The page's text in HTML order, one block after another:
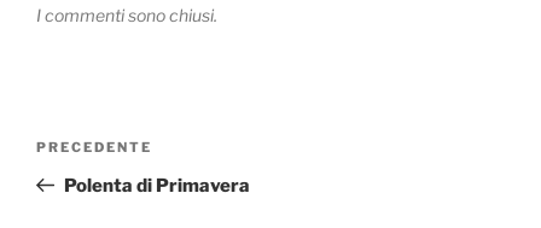
I commenti sono chiusi.
Articolo
precedente:
PRECEDENTE
Polenta di Primavera